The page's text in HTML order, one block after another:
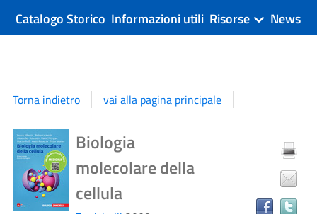
Catalogo Storico Informazioni utili Risorse News
Torna indietro vai alla pagina principale
Dettaglio
del
Biologia
molecolare della
cellula